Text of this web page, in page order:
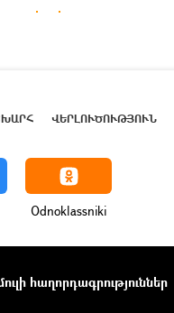
ՎԵՐԼՈՒԾՈՒԹՅՈՒՆ
Odnoklassniki
հաղորդագրություններ